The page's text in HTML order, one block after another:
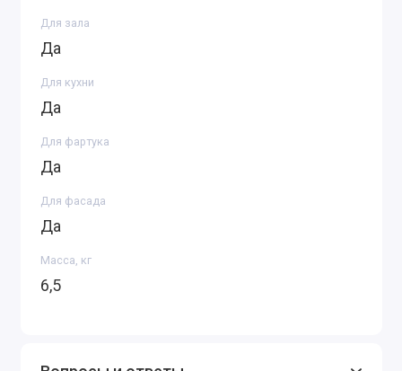
Для зала
Да
Для кухни
Да
Для фартука
Да
Для фасада
Да
Масса, кг
6,5